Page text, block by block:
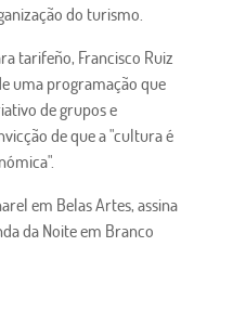
do turismo.
tarifeño, Francisco Ruiz
uma programação que
de grupos e
de que a "cultura é
em Belas Artes, assina
da Noite em Branco